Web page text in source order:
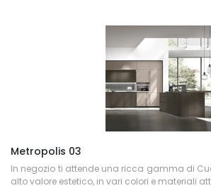
Metropolis 03
In negozio ti attende una ricca gamma di
alto valore estetico, in vari colori e materiali